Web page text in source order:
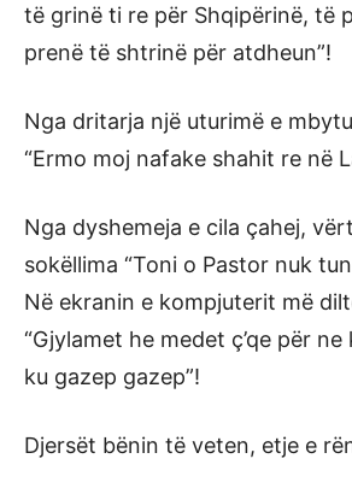
të grinë ti re për Shqipërinë, të
prenë të shtrinë për atdheun”!
Nga dritarja një uturimë e
“Ermo moj nafake shahit re në
Nga dyshemeja e cila çahej,
sokëllima “Toni o Pastor nuk
Në ekranin e kompjuterit më
“Gjylamet he medet ç’qe për
ku gazep gazep”!
Djersët bënin të veten, etje e